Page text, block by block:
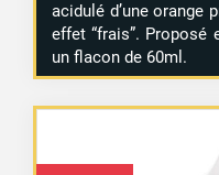
acidulé d’une orange
effet “frais”. Proposé
un flacon de 60ml.